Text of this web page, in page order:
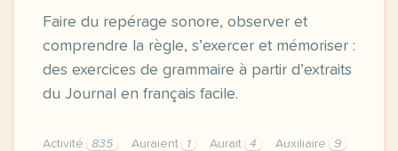
Faire du repérage sonore, observer et
comprendre la règle, s’exercer et mémoriser :
des exercices de grammaire à partir d’extraits
du Journal en français facile.
Activité 835 Auraient 1 Aurait 4 Auxiliaire
9